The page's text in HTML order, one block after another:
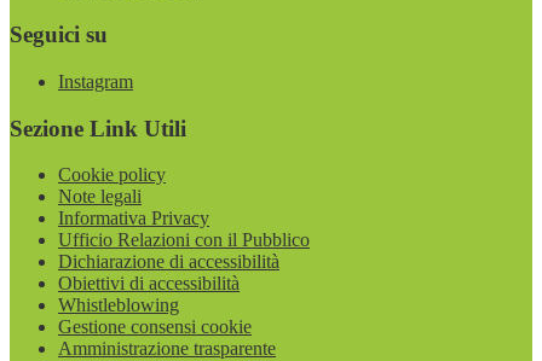
Seguici su
Instagram
Sezione Link Utili
Cookie policy
Note legali
Informativa Privacy
Ufficio Relazioni con il Pubblico
Dichiarazione di accessibilità
Obiettivi di accessibilità
Whistleblowing
Gestione consensi cookie
Amministrazione trasparente